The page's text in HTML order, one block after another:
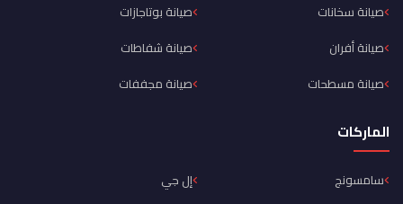
صيانة سخانات
صيانة بوتاجازات
صيانة أفران
صيانة شفاطات
صيانة مسطحات
صيانة مجففات
الماركات
سامسونج
إل جي